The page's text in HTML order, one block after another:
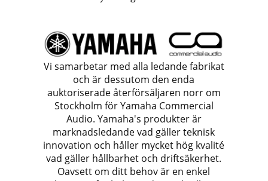
Vi samarbetar med alla ledande fabrikat
och är dessutom den enda
auktoriserade återförsäljaren norr om
Stockholm för Yamaha Commercial
Audio. Yamaha's produkter är
marknadsledande vad gäller teknisk
innovation och håller mycket hög kvalité
vad gäller hållbarhet och driftsäkerhet.
Oavsett om ditt behov är en enkel